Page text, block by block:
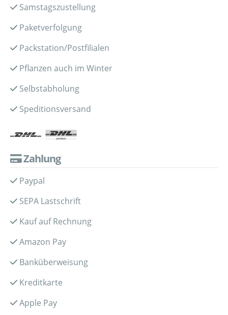
Samstagszustellung
Paketverfolgung
Packstation/Postfilialen
Pflanzen auch im Winter
Selbstabholung
Speditionsversand
Zahlung
Paypal
SEPA Lastschrift
Kauf auf Rechnung
Amazon Pay
Banküberweisung
Kreditkarte
Apple Pay